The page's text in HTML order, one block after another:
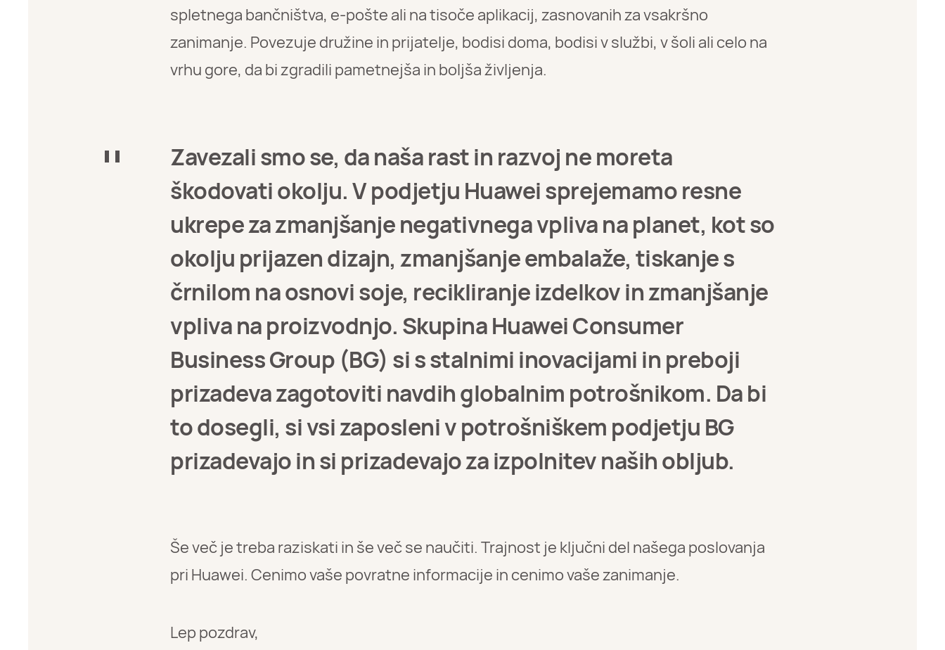
spletnega bančništva, e-pošte ali na tisoče aplikacij, zasnovanih za vsakršno
zanimanje. Povezuje družine in prijatelje, bodisi doma, bodisi v službi, v šoli ali celo na
vrhu gore, da bi zgradili pametnejša in boljša življenja.
Zavezali smo se, da naša rast in razvoj ne moreta
škodovati okolju. V podjetju Huawei sprejemamo resne
ukrepe za zmanjšanje negativnega vpliva na planet, kot so
okolju prijazen dizajn, zmanjšanje embalaže, tiskanje s
črnilom na osnovi soje, recikliranje izdelkov in zmanjšanje
vpliva na proizvodnjo. Skupina Huawei Consumer
Business Group (BG) si s stalnimi inovacijami in preboji
prizadeva zagotoviti navdih globalnim potrošnikom. Da bi
to dosegli, si vsi zaposleni v potrošniškem podjetju BG
prizadevajo in si prizadevajo za izpolnitev naših obljub.
Še več je treba raziskati in še več se naučiti. Trajnost je ključni del našega poslovanja
pri Huawei. Cenimo vaše povratne informacije in cenimo vaše zanimanje.
Lep pozdrav,